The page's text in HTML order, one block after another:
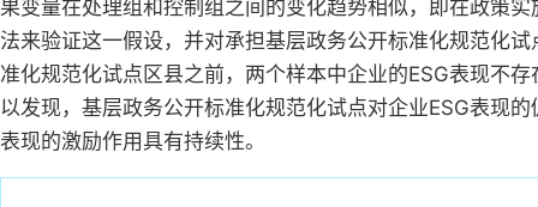
果变量在处理组和控制组之间的变化趋势相似，即在政策
法来验证这一假设，并对承担基层政务公开标准化规范化
准化规范化试点区县之前，两个样本中企业的ESG表现不
以发现，基层政务公开标准化规范化试点对企业ESG表现
表现的激励作用具有持续性。